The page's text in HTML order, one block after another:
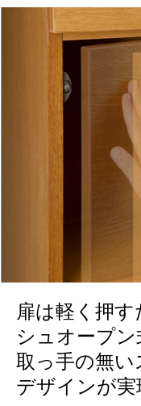
扉は軽く押
シュオープン
取っ手の無
デザインが実